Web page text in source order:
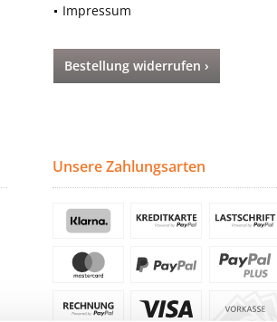
Impressum
Bestellung widerrufen ›
Unsere Zahlungsarten